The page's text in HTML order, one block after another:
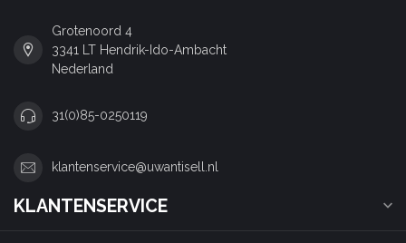
Grotenoord 4
3341 LT Hendrik-Ido-Ambacht
Nederland
31(0)85-0250119
klantenservice@uwantisell.nl
KLANTENSERVICE